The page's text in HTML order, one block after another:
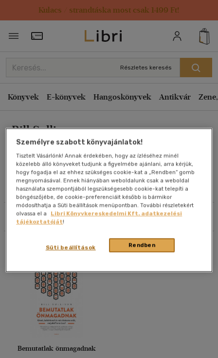
Kulacs / strandtáska most csak 1499 Ft!
Törzsvásárlói Kártya adatai
Részletes keresés
Könyvek E-könyvek Hangoskönyvek Antikvár
Bill Sullivan
Művei
Olvasói vélemények
Szűrés Rendezés
Rendezés
Kiadás éve szerint csökkenő
Ár szerint csökkenő
Eladott darabszám szerint csökkenő
Eladott darabszám szerint növekvő
Cím szerint A-Z
Szerző szerint A-Z
Megjelenítés
20 db / oldal
Összesen db
Bemutatlak önmagadnak
Személyre szabott könyvajánlatok!
Tisztelt Vásárlónk! Annak érdekében, hogy az ízléséhez minél
közelebb álló könyveket tudjunk a figyelmébe ajánlani, arra kérjük,
hogy fogadja el az ehhez szükséges cookie-kat a „Rendben” gomb
megnyomásával. Ennek hiányában weboldalunk csak a weboldal
használata szempontjából legszükségesebb cookie-kat telepíti a
böngészőjébe, de cookie-preferenciáit később is bármikor
módosíthatja a Süti beállítások menüpontban. További részletekért
olvassa el a
Libri Könyvkereskedelmi Kft. adatkezelési
tájékoztatóját!
Rendben
Süti beállítások